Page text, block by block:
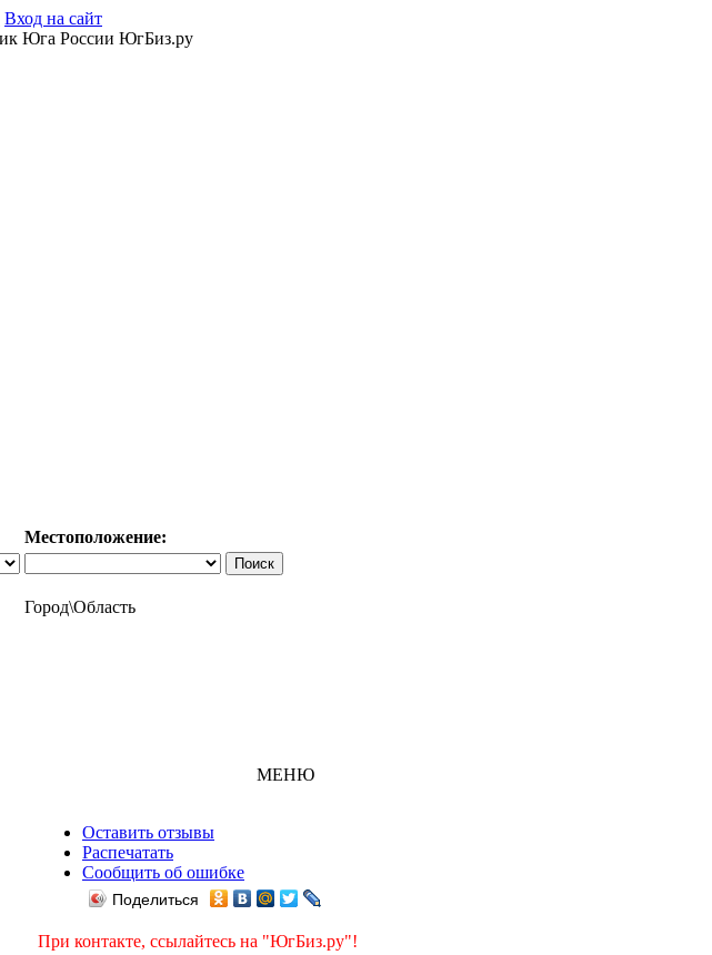
Вход на сайт
Местоположение:
Город\Область
МЕНЮ
Оставить отзывы
Распечатать
Сообщить об ошибке
Поделиться
При контакте, ссылайтесь на "ЮгБиз.ру"!